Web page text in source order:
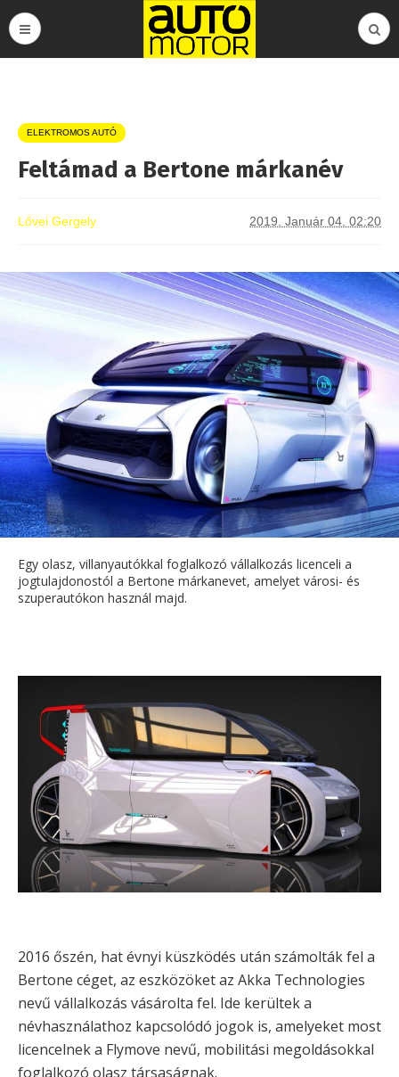
ELEKTROMOS AUTÓ
Feltámad a Bertone márkanév
Lővei Gergely 2019. Január 04. 02:20
Egy olasz, villanyautókkal foglalkozó vállalkozás licenceli a
jogtulajdonostól a Bertone márkanevet, amelyet városi- és
szuperautókon használ majd.
2016 őszén, hat évnyi küszködés után számolták fel a
Bertone céget, az eszközöket az Akka Technologies
nevű vállalkozás vásárolta fel. Ide kerültek a
névhasználathoz kapcsolódó jogok is, amelyeket most
licencelnek a Flymove nevű, mobilitási megoldásokkal
foglalkozó olasz társaságnak.